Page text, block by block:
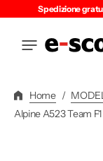
Spedizione
Home /
Alpine A523 Team